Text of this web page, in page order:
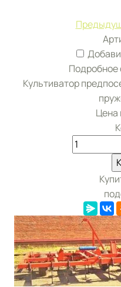
Подробное
Культиватор
Цена